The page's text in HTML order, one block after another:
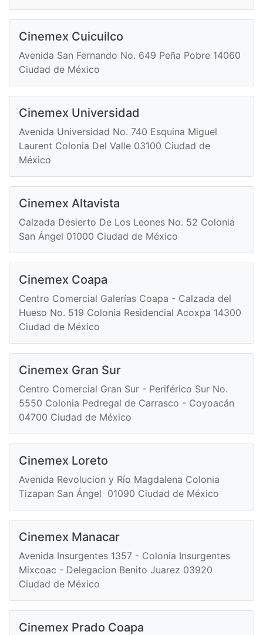
Cinemex Cuicuilco
Avenida San Fernando No. 649 Peña Pobre 14060
Ciudad de México
Cinemex Universidad
Avenida Universidad No. 740 Esquina Miguel
Laurent Colonia Del Valle 03100 Ciudad de
México
Cinemex Altavista
Calzada Desierto De Los Leones No. 52 Colonia
San Ángel 01000 Ciudad de México
Cinemex Coapa
Centro Comercial Galerías Coapa - Calzada del
Hueso No. 519 Colonia Residencial Acoxpa 14300
Ciudad de México
Cinemex Gran Sur
Centro Comercial Gran Sur - Periférico Sur No.
5550 Colonia Pedregal de Carrasco - Coyoacán
04700 Ciudad de México
Cinemex Loreto
Avenida Revolucion y Río Magdalena Colonia
Tizapan San Ángel 01090 Ciudad de México
Cinemex Manacar
Avenida Insurgentes 1357 - Colonia Insurgentes
Mixcoac - Delegacion Benito Juarez 03920
Ciudad de México
Cinemex Prado Coapa